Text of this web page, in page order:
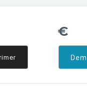
€